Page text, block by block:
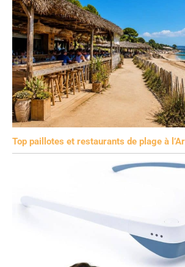
Top paillotes et restaurants de plage à